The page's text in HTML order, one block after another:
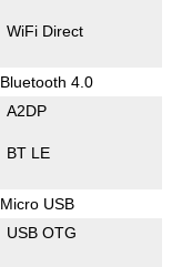
WiFi Direct
Bluetooth 4.0
A2DP
BT LE
Micro USB
USB OTG